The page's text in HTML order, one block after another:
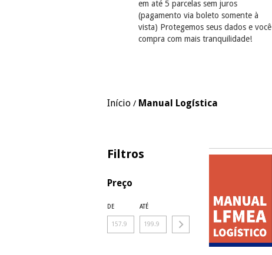
em até 5 parcelas sem juros
(pagamento via boleto somente à
vista) Protegemos seus dados e você
compra com mais tranquilidade!
Início / Manual Logística
Filtros
Preço
DE ATÉ